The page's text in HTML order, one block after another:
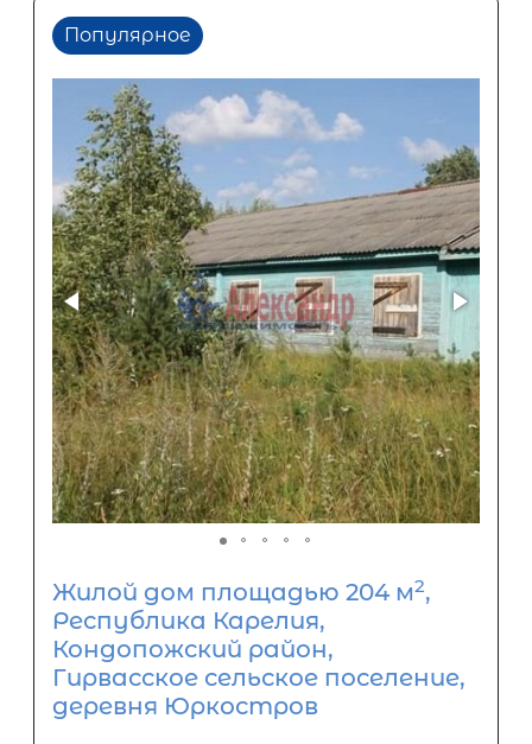
Популярное
Жилой дом площадью 204 м2,
Республика Карелия,
Кондопожский район,
Гирвасское сельское поселение,
деревня Юркостров